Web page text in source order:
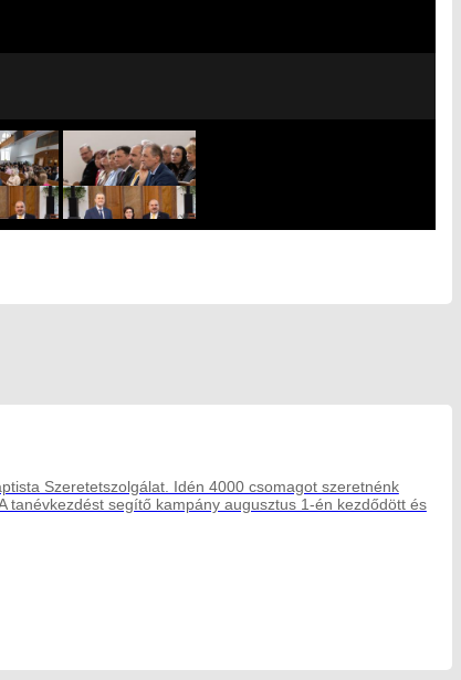
Szeretetszolgálat. Idén 4000 csomagot szeretnénk
tanévkezdést segítő kampány augusztus 1-én kezdődött és